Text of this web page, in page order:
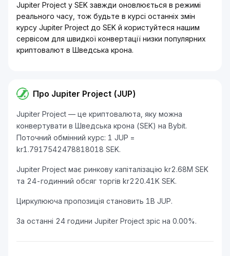
Jupiter Project у SEK завжди оновлюється в режимі
реального часу, тож будьте в курсі останніх змін
курсу Jupiter Project до SEK й користуйтеся нашим
сервісом для швидкої конвертації низки популярних
криптовалют в Шведська крона.
Про Jupiter Project (JUP)
Jupiter Project — це криптовалюта, яку можна
конвертувати в Шведська крона (SEK) на Bybit.
Поточний обмінний курс: 1 JUP =
kr1.7917542478818018 SEK.
Jupiter Project має ринкову капіталізацію kr2.68M SEK
та 24-годинний обсяг торгів kr220.41K SEK.
Циркулююча пропозиція становить 1B JUP.
За останні 24 години Jupiter Project зріс на 0.00%.